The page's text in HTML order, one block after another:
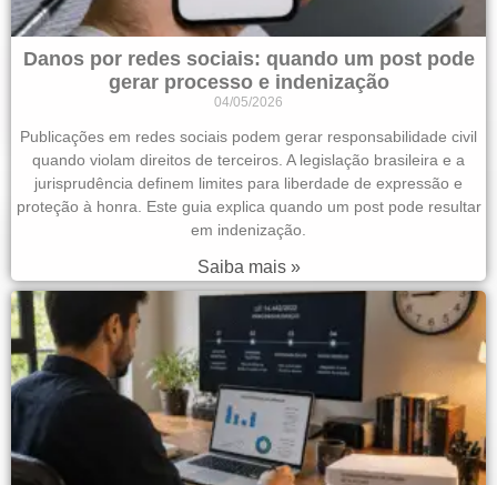
Danos por redes sociais: quando um post pode
gerar processo e indenização
04/05/2026
Publicações em redes sociais podem gerar responsabilidade civil
quando violam direitos de terceiros. A legislação brasileira e a
jurisprudência definem limites para liberdade de expressão e
proteção à honra. Este guia explica quando um post pode resultar
em indenização.
Saiba mais »